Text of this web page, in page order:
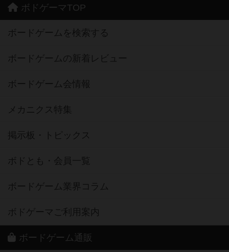
ボドゲーマTOP
ボードゲームを検索する
ボードゲームの新着レビュー
ボードゲーム会情報
メカニクス特集
掲示板・トピックス
ボドとも・会員一覧
ボードゲーム業界コラム
ボドゲーマご利用案内
ボードゲーム通販